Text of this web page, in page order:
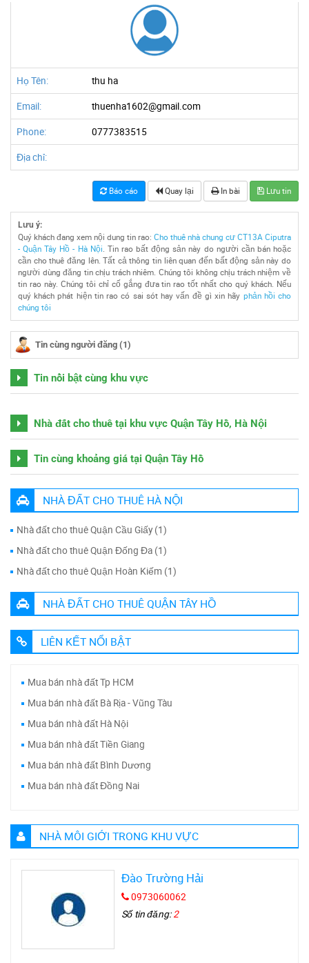
Họ Tên: thu ha
Email: thuenha1602@gmail.com
Phone: 0777383515
Địa chỉ:
Báo cáo Quay lại In bài Lưu tin
Lưu ý:
Quý khách đang xem nội dung tin rao: Cho thuê nhà chung cư CT13A Ciputra
- Quận Tây Hồ - Hà Nội . Tin rao bất động sản này do người cần bán hoặc
cần cho thuê đăng lên. Tất cả thông tin liên quan đến bất động sản này do
người dùng đăng tin chịu trách nhiêm. Chúng tôi không chịu trách nhiệm về
tin rao này. Chúng tôi chỉ cố gắng đưa tin rao tốt nhất cho quý khách. Nếu
quý khách phát hiện tin rao có sai sót hay vấn đề gì xin hãy phản hồi cho
chúng tôi
Tin cùng người đăng (1)
Tin nổi bật cùng khu vực
Nhà đất cho thuê tại khu vực Quận Tây Hồ, Hà Nội
Tin cùng khoảng giá tại Quận Tây Hồ
NHÀ ĐẤT CHO THUÊ HÀ NỘI
Nhà đất cho thuê Quận Cầu Giấy (1)
Nhà đất cho thuê Quận Đống Đa (1)
Nhà đất cho thuê Quận Hoàn Kiếm (1)
NHÀ ĐẤT CHO THUÊ QUẬN TÂY HỒ
LIÊN KẾT NỔI BẬT
Mua bán nhà đất Tp HCM
Mua bán nhà đất Bà Rịa - Vũng Tàu
Mua bán nhà đất Hà Nội
Mua bán nhà đất Tiền Giang
Mua bán nhà đất Bình Dương
Mua bán nhà đất Đồng Nai
NHÀ MÔI GIỚI TRONG KHU VỰC
Đào Trường Hải
0973060062
Số tin đăng:2